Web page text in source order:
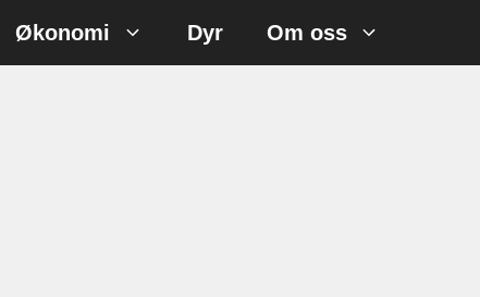
Økonomi Dyr Om oss